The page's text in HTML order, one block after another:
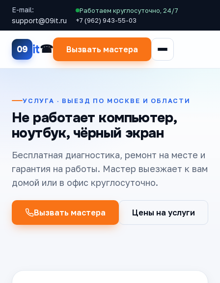
E-mail:
support@09it.ru
Работаем круглосуточно, 24/7
+7 (962) 943-55-03
09 it Вызвать мастера
УСЛУГА · ВЫЕЗД ПО МОСКВЕ И ОБЛАСТИ
Не работает компьютер,
ноутбук, чёрный экран
Бесплатная диагностика, ремонт на месте и
гарантия на работы. Мастер выезжает к вам
домой или в офис круглосуточно.
Вызвать мастера Цены на услуги